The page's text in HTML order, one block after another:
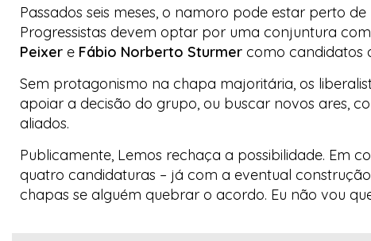
Passados seis meses, o namoro pode estar perto
Progressistas devem optar por uma conjuntura
Peixer e Fábio Norberto Sturmer como candidatos
Sem protagonismo na chapa majoritária, os
apoiar a decisão do grupo, ou buscar novos ares,
aliados.
Publicamente, Lemos rechaça a possibilidade. Em
quatro candidaturas – já com a eventual
chapas se alguém quebrar o acordo. Eu não vou